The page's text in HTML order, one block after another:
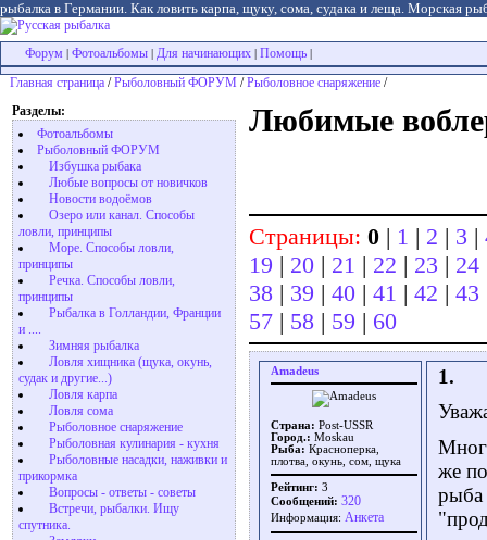
рыбалка в Германии. Как ловить карпа, щуку, сома, судака и леща. Морская
Форум Фотоальбомы Для начинающих Помощь
Главная страница /Рыболовный ФОРУМ /Рыболовное снаряжение /
Разделы:
Фотоальбомы
Рыболовный ФОРУМ
Избушка рыбака
Любые вопросы от новичков
Новости водоёмов
Озеро или канал. Способы
ловли, принципы
Море. Способы ловли,
принципы
Речка. Способы ловли,
принципы
Рыбалка в Голландии, Франции
и ....
Зимняя рыбалка
Ловля хищника (щука, окунь,
судак и другие...)
Ловля карпа
Ловля сома
Рыболовное снаряжение
Рыболовная кулинария - кухня
Рыболовные насадки, наживки и
прикормка
Вопросы - ответы - советы
Встречи, рыбалки. Ищу
спутника.
Любимые
Страницы: 0 | 1 | 2 | 3 |
19 | 20 | 21 | 22 | 23 | 24
38 | 39 | 40 | 41 | 42 | 43
57 | 58 | 59 | 60
Amadeus
Страна: Post-USSR
Город.: Moskau
Рыба: Красноперка,
плотва, окунь, сом, щука
Рейтинг: 3
Сообщений: 320
Информация: Aнкета
1.
же
рыба